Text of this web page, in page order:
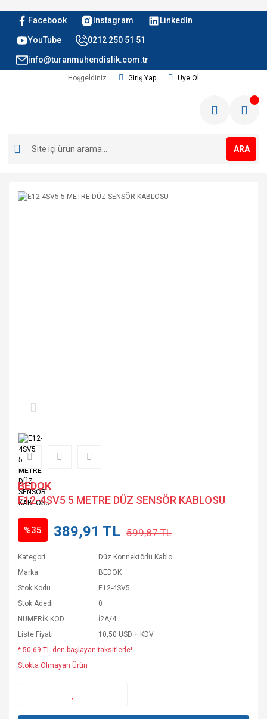
Facebook Instagram LinkedIn
YouTube 0212 250 51 51
info@turanmuhendislik.com.tr
Hoşgeldiniz Giriş Yap Üye Ol
ARA
BEDOK
E12-4SV5 5 METRE DÜZ SENSÖR KABLOSU
%35 389,91 TL 599,87 TL
Kategori
Düz Konnektörlü Kablo
Marka
BEDOK
Stok Kodu
E12-4SV5
Stok Adedi
0
NUMERİK KOD
İ2A/4
Liste Fiyatı
10,50 USD + KDV
* 50,69 TL den başlayan taksitlerle!
Stokta Olmayan Ürün